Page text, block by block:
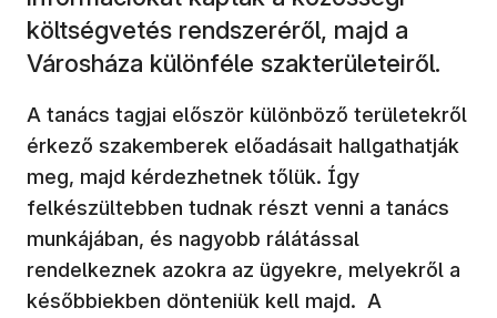
költségvetés rendszeréről, majd a
Városháza különféle szakterületeiről.
A tanács tagjai először különböző területekről
érkező szakemberek előadásait hallgathatják
meg, majd kérdezhetnek tőlük. Így
felkészültebben tudnak részt venni a tanács
munkájában, és nagyobb rálátással
rendelkeznek azokra az ügyekre, melyekről a
későbbiekben dönteniük kell majd. A